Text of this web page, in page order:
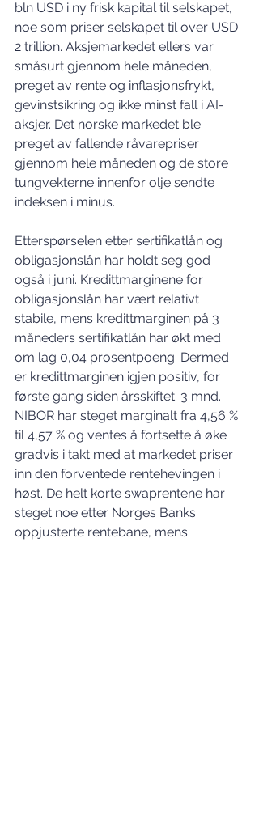
bln USD i ny frisk kapital til selskapet,
noe som priser selskapet til over USD
2 trillion. Aksjemarkedet ellers var
småsurt gjennom hele måneden,
preget av rente og inflasjonsfrykt,
gevinstsikring og ikke minst fall i AI-
aksjer. Det norske markedet ble
preget av fallende råvarepriser
gjennom hele måneden og de store
tungvekterne innenfor olje sendte
indeksen i minus.
Etterspørselen etter sertifikatlån og
obligasjonslån har holdt seg god
også i juni. Kredittmarginene for
obligasjonslån har vært relativt
stabile, mens kredittmarginen på 3
måneders sertifikatlån har økt med
om lag 0,04 prosentpoeng. Dermed
er kredittmarginen igjen positiv, for
første gang siden årsskiftet. 3 mnd.
NIBOR har steget marginalt fra 4,56 %
til 4,57 % og ventes å fortsette å øke
gradvis i takt med at markedet priser
inn den forventede rentehevingen i
høst. De helt korte swaprentene har
steget noe etter Norges Banks
oppjusterte rentebane, mens